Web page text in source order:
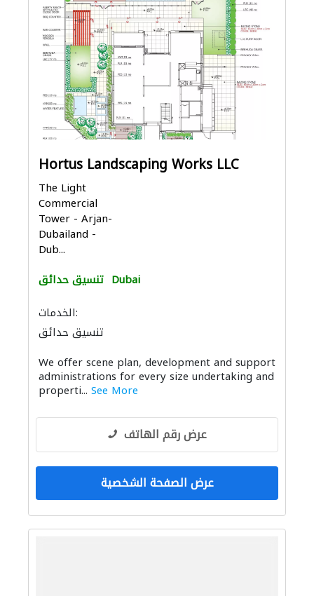
Hortus Landscaping Works LLC
The Light
Commercial
Tower - Arjan-
Dubailand -
Dub...
تنسيق حدائق Dubai
الخدمات:
تنسيق حدائق
We offer scene plan, development and support
administrations for every size undertaking and
properti... See More
عرض رقم الهاتف
عرض الصفحة الشخصية